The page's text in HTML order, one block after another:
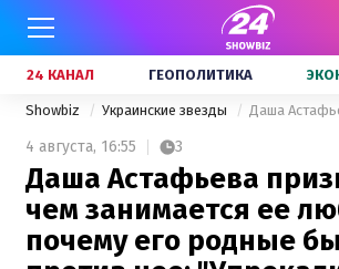
24 КАНАЛ ГЕОПОЛИТИКА
Showbiz Украинские звезды
4 августа, 16:55 3
Даша Астафьева
чем занимается ее
почему его родные